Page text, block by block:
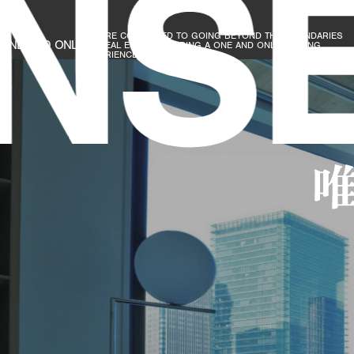
ONE AND ONLY
WE ARE COMMITTED TO GOING BEYOND THE BOUNDARIES
OF REAL ESTATE TO BRING A ONE AND ONLY, MOVING
EXPERIENCE TO SOCIETY.